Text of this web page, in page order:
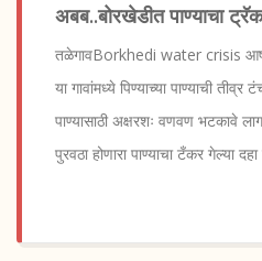
अबब..बोरखेडीत पाण्याचा
तळेगावBorkhedi water crisis
या गावांमध्ये पिण्याच्या पाण्याची तीव्र
पाण्यासाठी अक्षरशः वणवण भटकावे
पुरवठा होणारा पाण्याचा टँकर गेल्या